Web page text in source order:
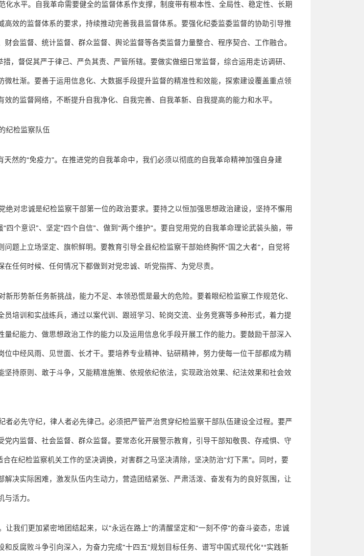
水平。自我革命需要健全的监督体系作支撑，制度带有根本性、全局性、稳定性、长期
效的监督体系的要求，持续推动完善我县监督体系。要强化纪委监委监督的协助引导推
会监督、统计监督、群众监督、舆论监督等各类监督力量整合、程序契合、工作融合。
，督促其严于律己、严负其责、严管所辖。要做实做细日常监督，综合运用走访调研、
杜渐。要善于运用信息化、大数据手段提升监督的精准性和效能，探索建设覆盖重点领
的监督网络，不断提升自我净化、自我完善、自我革新、自我提高的能力和水平。
纪检监察队伍
天然的“免疫力”。在推进党的自我革命中，我们必须以彻底的自我革命精神加强自身建
对忠诚是纪检监察干部第一位的政治要求。要持之以恒加强思想政治建设，坚持不懈用
“四个意识”、坚定“四个自信”、做到“两个维护”。要自觉用党的自我革命理论武装头脑，带
题上立场坚定、旗帜鲜明。要教育引导全县纪检监察干部始终胸怀“ 国之大者”，自觉将
任何时候、任何情况下都做到对党忠诚、听党指挥、为党尽责。
形势新任务新挑战，能力不足、本领恐慌是最大的危险。要着眼纪检监察工作规范化、
培训和实战练兵，通过以案代训、跟班学习、轮岗交流、业务竞赛等多种形式，着力提
纪能力、做思想政治工作的能力以及运用信息化手段开展工作的能力。要鼓励干部深入
中经风雨、见世面、长才干。要培养专业精神、钻研精神，努力使每一位干部都成为精
持原则、敢于斗争，又能精准施策、依规依纪依法，实现政治效果、纪法效果和社会效
必先守纪，律人者必先律己。必须把严管严治贯穿纪检监察干部队伍建设全过程。要严
内监督、社会监督、群众监督。要常态化开展警示教育，引导干部知敬畏、存戒惧、守
合在纪检监察机关工作的坚决调换，对害群之马坚决清除，坚决防治“灯下黑”。同时，要
决实际困难，激发队伍内生动力，营造团结紧张、严肃活泼、奋发有为的良好氛围，让
活力。
让我们更加紧密地团结起来，以“永远在路上”的清醒坚定和“一刻不停”的奋斗姿态，忠诚
和反腐败斗争引向深入，为奋力完成“十四五”规划目标任务、谱写中国式现代化**实践新